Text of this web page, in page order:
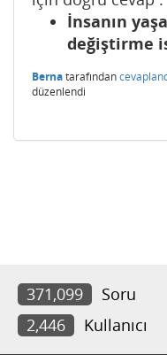
İnsanın
değiştirme
Bernatarafından
düzenlendi
371,099 Soru
2,446
Kullanıcı